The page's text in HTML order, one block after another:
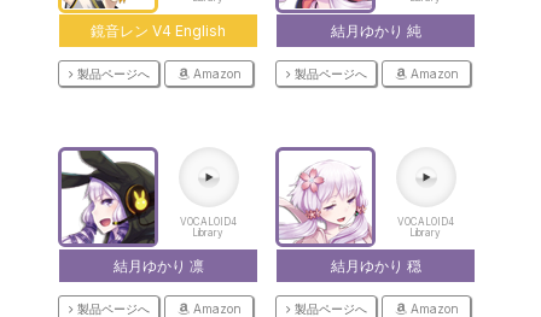
鏡音レン V4 English
製品ページへ Amazon
結月ゆかり 純
製品ページへ Amazon
VOCALOID4
Library
結月ゆかり 凛
製品ページへ Amazon
VOCALOID4
Library
結月ゆかり 穏
製品ページへ Amazon